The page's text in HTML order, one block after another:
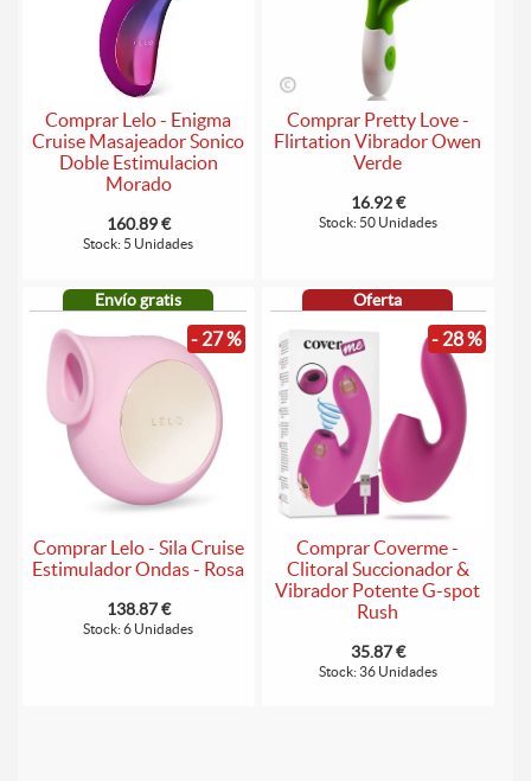
Comprar Lelo - Enigma
Cruise Masajeador Sonico
Doble Estimulacion
Morado
160.89 €
Stock: 5 Unidades
Comprar Pretty Love -
Flirtation Vibrador Owen
Verde
16.92 €
Stock: 50 Unidades
Envío gratis
- 27 %
Comprar Lelo - Sila Cruise
Estimulador Ondas - Rosa
138.87 €
Stock: 6 Unidades
Oferta
- 28 %
Comprar Coverme -
Clitoral Succionador &
Vibrador Potente G-spot
Rush
35.87 €
Stock: 36 Unidades